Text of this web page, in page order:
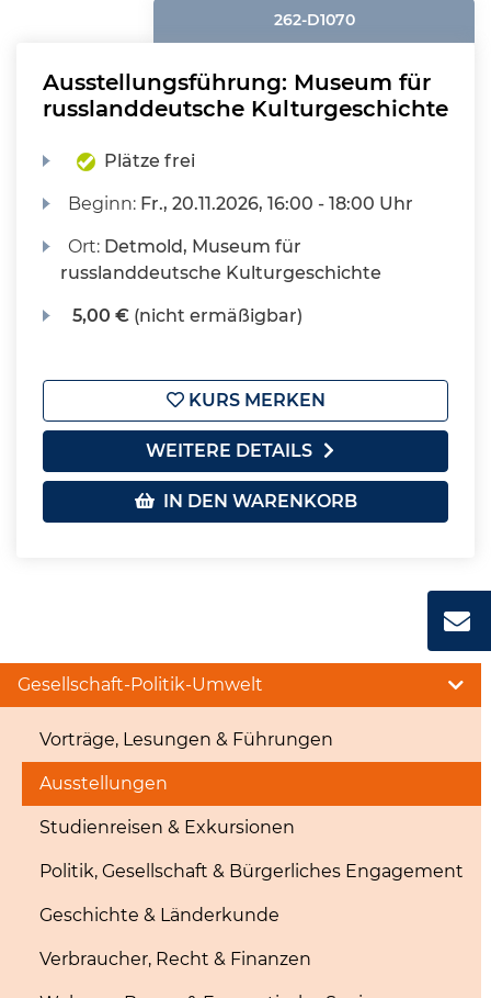
262-D1070
Ausstellungsführung: Museum für
russlanddeutsche Kulturgeschichte
Plätze frei
Beginn: Fr., 20.11.2026, 16:00 - 18:00 Uhr
Ort: Detmold, Museum für
russlanddeutsche Kulturgeschichte
5,00 € (nicht ermäßigbar)
KURS MERKEN
WEITERE DETAILS
IN DEN WARENKORB
Gesellschaft-Politik-Umwelt
Vorträge, Lesungen & Führungen
Ausstellungen
Studienreisen & Exkursionen
Politik, Gesellschaft & Bürgerliches Engagement
Geschichte & Länderkunde
Verbraucher, Recht & Finanzen